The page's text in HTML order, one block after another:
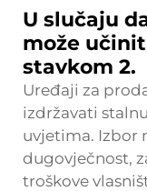
U slučaju
može
stavkom 2.
Uređaji za
izdržavati
uvjetima. Izbor
dugovječnost,
troškove